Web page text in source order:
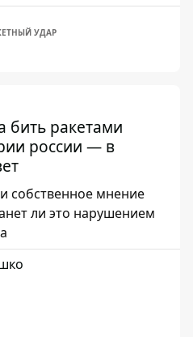
УДАР
бить ракетами
россии — в
собственное мнение
ли это нарушением